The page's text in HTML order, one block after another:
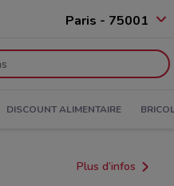
Paris - 75001
DISCOUNT ALIMENTAIRE
Plus d’infos